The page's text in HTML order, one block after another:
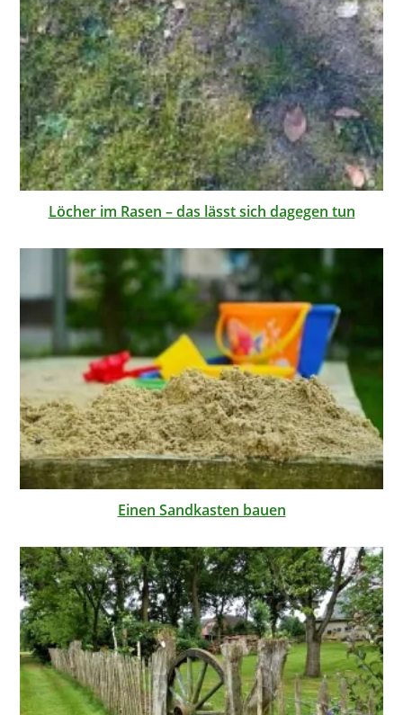
Löcher im Rasen – das lässt sich dagegen tun
Einen Sandkasten bauen